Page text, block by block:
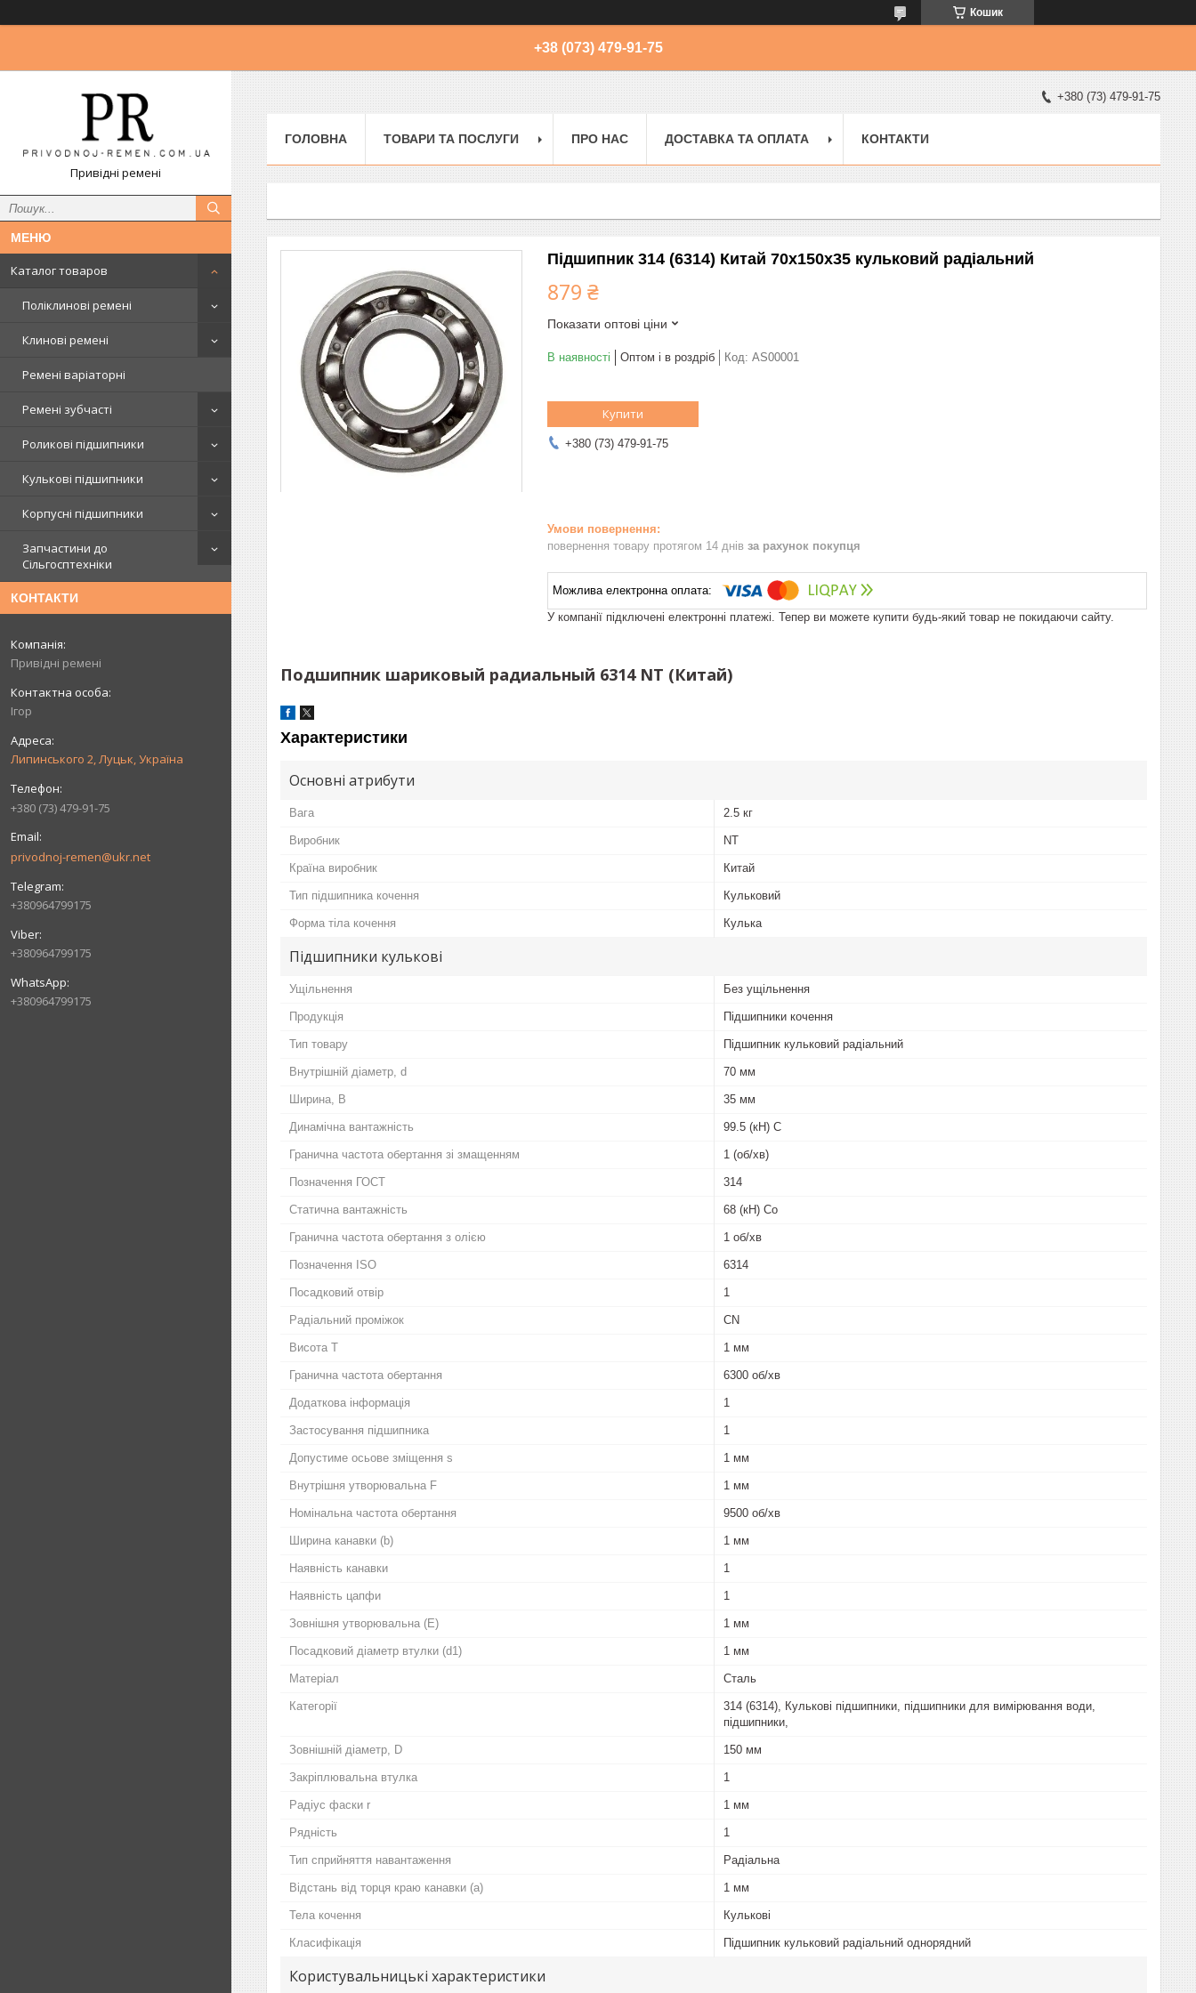
Кошик
+38 (073) 479-91-75
Привідні ремені
Каталог товаров
Поліклинові ремені
Клинові ремені
Ремені варіаторні
Ремені зубчасті
Роликові підшипники
Кулькові підшипники
Корпусні підшипники
Запчастини до
Сільгосптехніки
КОНТАКТИ
Привідні ремені
Ігор
Липинського 2, Луцьк, Україна
+380 (73) 479-91-75
privodnoj-remen@ukr.net
+380964799175
+380964799175
+380964799175
+380 (73) 479-91-75
ГОЛОВНА ТОВАРИ ТА ПОСЛУГИ ПРО НАС ДОСТАВКА ТА ОПЛАТА КОНТАКТИ
Підшипник 314 (6314) Китай 70x150x35 кульковий радіальний
879 ₴
Показати оптові ціни
В наявності Оптом і в роздріб Код: AS00001
Купити
+380 (73) 479-91-75
повернення товару протягом 14 днів за рахунок покупця
У компанії підключені електронні платежі. Тепер ви можете купити будь-який товар не покидаючи сайту.
Подшипник шариковый радиальный 6314 NT (Китай)
Характеристики
Основні атрибути
Вага 2.5 кг
Виробник NT
Країна виробник Китай
Тип підшипника кочення Кульковий
Форма тіла кочення Кулька
Підшипники кулькові
Ущільнення Без ущільнення
Продукція Підшипники кочення
Тип товару Підшипник кульковий радіальний
Внутрішній діаметр, d 70 мм
Ширина, B 35 мм
Динамічна вантажність 99.5 (кН) C
Гранична частота обертання зі змащенням 1 (об/хв)
Позначення ГОСТ 314
Статична вантажність 68 (кН) Co
Гранична частота обертання з олією 1 об/хв
Позначення ISO 6314
Посадковий отвір 1
Радіальний проміжок CN
Висота T 1 мм
Гранична частота обертання 6300 об/хв
Додаткова інформація 1
Застосування підшипника 1
Допустиме осьове зміщення s 1 мм
Внутрішня утворювальна F 1 мм
Номінальна частота обертання 9500 об/хв
Ширина канавки (b) 1 мм
Наявність канавки 1
Наявність цапфи 1
Зовнішня утворювальна (E) 1 мм
Посадковий діаметр втулки (d1) 1 мм
Матеріал Сталь
Категорії
314 (6314), Кулькові підшипники, підшипники для вимірювання води,
підшипники,
Зовнішній діаметр, D 150 мм
Закріплювальна втулка 1
Радіус фаски r 1 мм
Рядність 1
Тип сприйняття навантаження Радіальна
Відстань від торця краю канавки (a) 1 мм
Тела кочення Кулькові
Класифікація Підшипник кульковий радіальний однорядний
Користувальницькі характеристики